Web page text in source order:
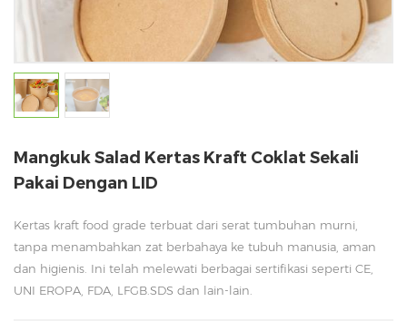
Mangkuk Salad Kertas Kraft Coklat Sekali
Pakai Dengan LID
Kertas kraft food grade terbuat dari serat tumbuhan murni,
tanpa menambahkan zat berbahaya ke tubuh manusia, aman
dan higienis. Ini telah melewati berbagai sertifikasi seperti CE,
UNI EROPA, FDA, LFGB.SDS dan lain-lain.